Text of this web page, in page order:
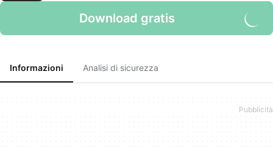
Download gratis
Informazioni Analisi di sicurezza